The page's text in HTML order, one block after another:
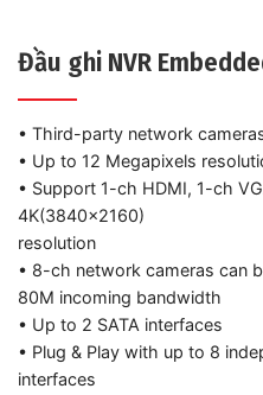
Đầu ghi NVR
• Third-party network
• Up to 12 Megapixels
• Support 1-ch HDMI, 1-ch
4K(3840×2160)
resolution
• 8-ch network cameras can
80M incoming bandwidth
• Up to 2 SATA interfaces
• Plug & Play with up to 8
interfaces